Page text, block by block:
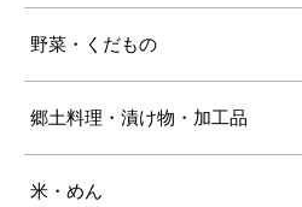
野菜・くだもの
郷土料理・漬け物・加工品
米・めん